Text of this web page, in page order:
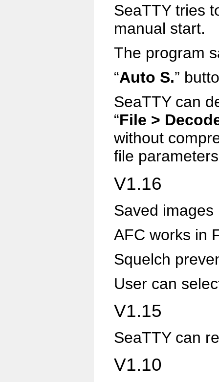
SeaTTY tries
manual start.
The program
“Auto S.”
SeaTTY can
“File >
without
file
V1.16
Saved
AFC works in
Squelch
User can
V1.15
SeaTTY can
V1.10